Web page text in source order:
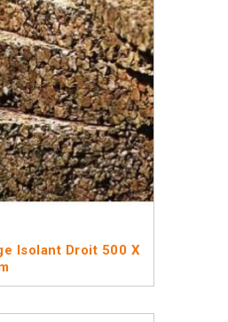
Isolant Droit 500 X